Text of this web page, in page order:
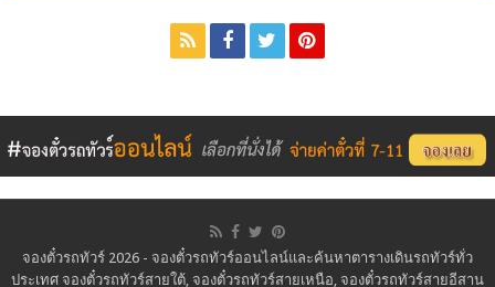
จองตั๋วรถทัวร์ 2026 - จองตั๋วรถทัวร์ออนไลน์และค้นหาตารางเดินรถทัวร์ทั่ว
ประเทศ จองตั๋วรถทัวร์สายใต้, จองตั๋วรถทัวร์สายเหนือ, จองตั๋วรถทัวร์สายอีสาน